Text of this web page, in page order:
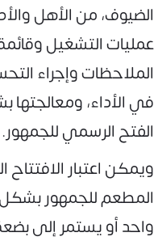
الضيوف، من الأهل
عمليات التشغيل
الملاحظات وإجراء
في الأداء،
الفتح الرسمي للجمهور.
ويمكن اعتبار
المطعم للجمهور
واحد أو يستمر إلى